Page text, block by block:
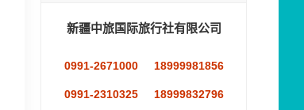
新疆中旅国际旅行社有限公司
0991-2671000 18999981856
0991-2310325 18999832796